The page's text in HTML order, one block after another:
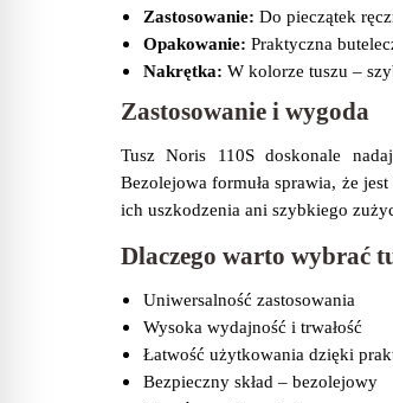
Zastosowanie: Do pieczątek
Opakowanie: Praktyczna
Nakrętka: W kolorze tuszu –
Zastosowanie i wygoda
Tusz Noris 110S doskonale
Bezolejowa formuła sprawia, że
ich uszkodzenia ani szybkiego
Dlaczego warto wybrać
Uniwersalność zastosowania
Wysoka wydajność i trwałość
Łatwość użytkowania dzięki
Bezpieczny skład – bezolejowy